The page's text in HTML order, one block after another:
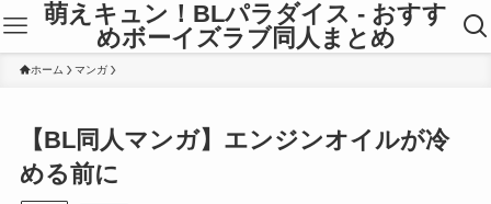
萌えキュン！BLパラダイス - おすす
めボーイズラブ同人まとめ
ホーム マンガ
【BL同人マンガ】エンジンオイルが冷
める前に